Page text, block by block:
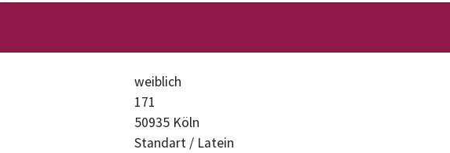
weiblich
171
50935 Köln
Standart / Latein